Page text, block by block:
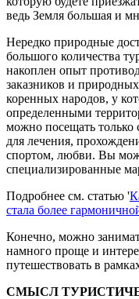
ведь Земля большая и
Нередко природные
большого количества
накоплен опыт
заказников и
коренных народов, у
определенными
можно посещать
для лечения,
спортом, любви. Вы
специализированные
Подробнее см. статью '
стала более
Конечно, можно
намного проще и
путешествовать в
СМЫСЛ